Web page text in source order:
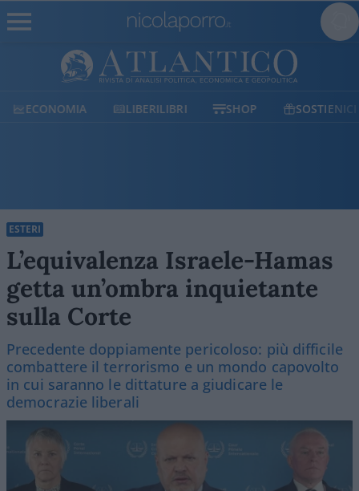
ECONOMIA LIBERILIBRI SHOP SOSTIENICI
ESTERI
L’equivalenza Israele-Hamas
getta un’ombra inquietante
sulla Corte
Precedente doppiamente pericoloso: più difficile
combattere il terrorismo e un mondo capovolto
in cui saranno le dittature a giudicare le
democrazie liberali